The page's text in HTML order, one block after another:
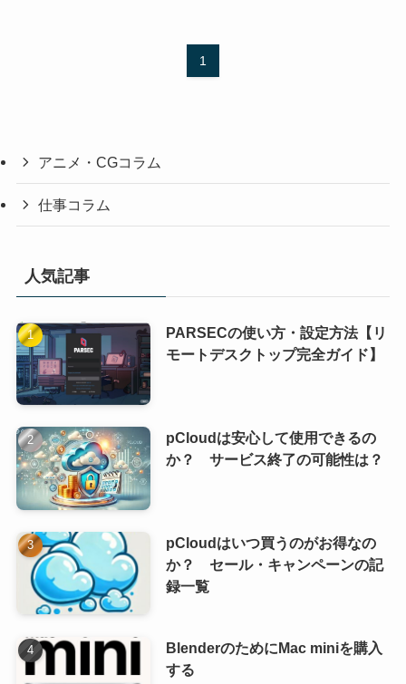
1
アニメ・CGコラム
仕事コラム
人気記事
PARSECの使い方・設定方法【リ
モートデスクトップ完全ガイド】
pCloudは安心して使用できるの
か？ サービス終了の可能性は？
pCloudはいつ買うのがお得なの
か？ セール・キャンペーンの記
録一覧
BlenderのためにMac miniを購入
する